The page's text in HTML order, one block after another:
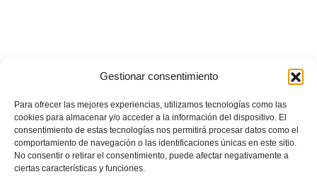
Gestionar consentimiento
Para ofrecer las mejores experiencias, utilizamos tecnologías como las
cookies para almacenar y/o acceder a la información del dispositivo. El
consentimiento de estas tecnologías nos permitirá procesar datos como el
comportamiento de navegación o las identificaciones únicas en este sitio.
No consentir o retirar el consentimiento, puede afectar negativamente a
ciertas características y funciones.